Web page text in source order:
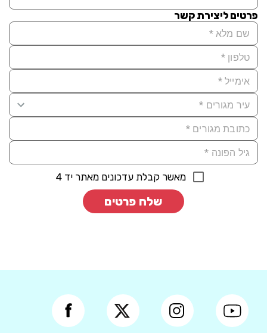
פרטים ליצירת קשר
מאשר קבלת עדכונים מאתר יד 4
שלח פרטים